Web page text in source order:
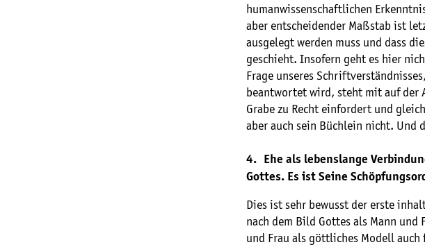
humanwissenschaftlichen
aber entscheidender Maßstab ist
ausgelegt werden muss und dass
geschieht. Insofern geht es hier
Frage unseres
beantwortet wird, steht mit auf der
Grabe zu Recht einfordert und
aber auch sein Büchlein nicht. Und
4. Ehe als lebenslange
Gottes. Es ist Seine
Dies ist sehr bewusst der erste
nach dem Bild Gottes als Mann und
und Frau als göttliches Modell